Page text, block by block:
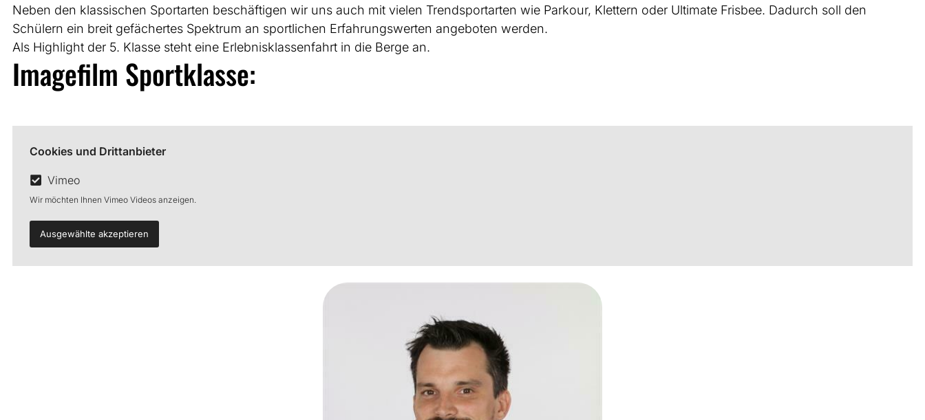
Neben den klassischen Sportarten beschäftigen wir uns auch mit vielen Trendsportarten wie Parkour, Klettern oder Ultimate Frisbee. Dadurch soll den
Schülern ein breit gefächertes Spektrum an sportlichen Erfahrungswerten angeboten werden.
Als Highlight der 5. Klasse steht eine Erlebnisklassenfahrt in die Berge an.
Imagefilm Sportklasse:
Cookies und Drittanbieter
Vimeo
Wir möchten Ihnen Vimeo Videos anzeigen.
Ausgewählte akzeptieren